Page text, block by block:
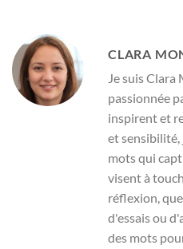
CLARA
Je suis
passionnée
inspirent et
et sensibilité,
mots qui
visent à
réflexion,
d'essais ou
des mots